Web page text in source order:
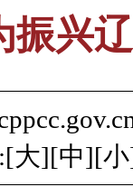
振兴
大][中][小